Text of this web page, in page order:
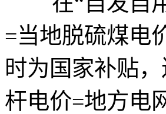
=当地脱硫煤电
时为国家补贴
杆电价=地方电